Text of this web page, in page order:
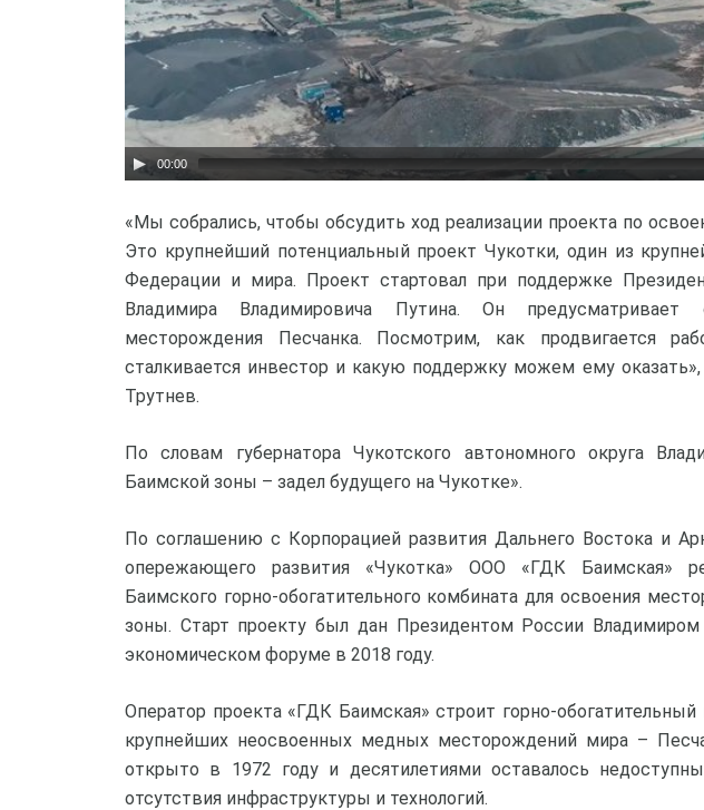
00:00
«Мы собрались, чтобы обсудить ход реализации проекта по
Это крупнейший потенциальный проект Чукотки, один из
Федерации и мира. Проект стартовал при поддержке
Владимира Владимировича Путина. Он предусматривает
месторождения Песчанка. Посмотрим, как продвигается
сталкивается инвестор и какую поддержку можем ему
Трутнев.
По словам губернатора Чукотского автономного округа
Баимской зоны – задел будущего на Чукотке».
По соглашению с Корпорацией развития Дальнего Востока и
опережающего развития «Чукотка» ООО «ГДК Баимская»
Баимского горно-обогатительного комбината для освоения
зоны. Старт проекту был дан Президентом России
экономическом форуме в 2018 году.
Оператор проекта «ГДК Баимская» строит горно-обогатительный
крупнейших неосвоенных медных месторождений мира –
открыто в 1972 году и десятилетиями оставалось
отсутствия инфраструктуры и технологий.